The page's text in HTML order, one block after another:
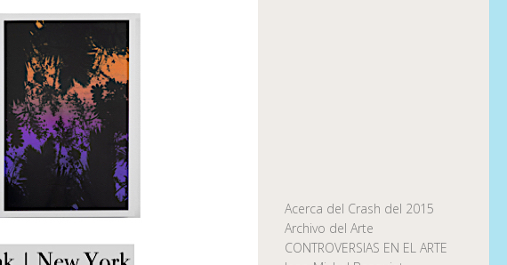
Acerca del Crash del 2015
Archivo del Arte
CONTROVERSIAS EN EL ARTE